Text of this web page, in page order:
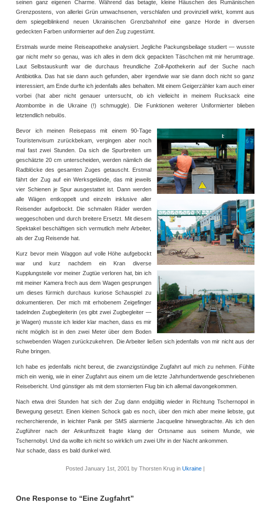
seinen ganz eigenen Charme. Während das betagte, kleine Häuschen des Rumänischen
Grenzpostens, von allerlei Grün umwachsenen, verschlafen und provinziell wirkt, kommt aus
dem spiegelblinkend neuen Ukrainischen Grenzbahnhof eine ganze Horde in diversen
gedeckten Farben uniformierter auf den Zug zugestümt.
Erstmals wurde meine Reiseapotheke analysiert. Jegliche Packungsbeilage studiert — wusste
gar nicht mehr so genau, was ich alles in dem dick gepackten Täschchen mit mir herumtrage.
Laut Selbstauskunft war die durchaus freundliche Zoll-Apothekerin auf der Suche nach
Antibiotika. Das hat sie dann auch gefunden, aber irgendwie war sie dann doch nicht so ganz
interessiert, am Ende durfte ich jedenfalls alles behalten. Mit einem Geigerzähler kam auch einer
vorbei (hat aber nicht genauer untersucht, ob ich vielleicht in meinem Rucksack eine
Atombombe in die Ukraine (!) schmuggle). Die Funktionen weiterer Uniformierter blieben
letztendlich nebulös.
Bevor ich meinen Reisepass mit einem 90-Tage
Touristenvisum zurückbekam, vergingen aber noch
mal fast zwei Stunden. Da sich die Spurbreiten um
geschätzte 20 cm unterscheiden, werden nämlich die
Radblöcke des gesamten Zuges getauscht. Erstmal
fährt der Zug auf ein Werksgelände, das mit jeweils
vier Schienen je Spur ausgestattet ist. Dann werden
alle Wägen entkoppelt und einzeln inklusive aller
Reisender aufgebockt. Die schmalen Räder werden
weggeschoben und durch breitere Ersetzt. Mit diesem
Spektakel beschäftigen sich vermutlich mehr Arbeiter,
als der Zug Reisende hat.
Kurz bevor mein Waggon auf volle Höhe aufgebockt
war und kurz nachdem ein Kran diverse
Kupplungsteile vor meiner Zugtüe verloren hat, bin ich
mit meiner Kamera frech aus dem Wagen gesprungen
um dieses fürmich durchaus kuriose Schauspiel zu
dokumentieren. Der mich mit erhobenem Zeigefinger
tadelnden Zugbegleiterin (es gibt zwei Zugbegleiter —
je Wagen) musste ich leider klar machen, dass es mir
nicht möglich ist in den zwei Meter über dem Boden
schwebenden Wagen zurückzukehren. Die Arbeiter ließen sich jedenfalls von mir nicht aus der
Ruhe bringen.
Ich habe es jedenfalls nicht bereut, die zwanzigstündige Zugfahrt auf mich zu nehmen. Fühlte
mich ein wenig, wie in einer Zugfahrt aus einem um die letzte Jahrhundertwende geschriebenen
Reisebericht. Und günstiger als mit dem stornierten Flug bin ich allemal davongekommen.
Nach etwa drei Stunden hat sich der Zug dann endgültig wieder in Richtung Tschernopol in
Bewegung gesetzt. Einen kleinen Schock gab es noch, über den mich aber meine liebste, gut
recherchierende, in leichter Panik per SMS alarmierte Jacqueline hinwegbrachte. Als ich den
Zugführer nach der Ankunftszeit fragte klang der Ortsname aus seinem Munde, wie
Tschernobyl. Und da wollte ich nicht so wirklich um zwei Uhr in der Nacht ankommen.
Nur schade, dass es bald dunkel wird.
Posted January 1st, 2001 by Thorsten Krug in Ukraine |
One Response to “Eine Zugfahrt”